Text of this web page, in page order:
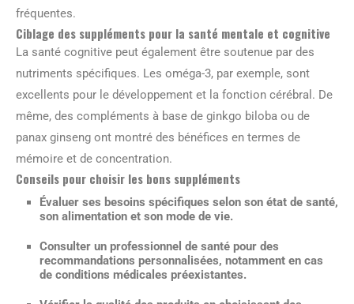
fréquentes.
Ciblage des suppléments pour la santé mentale et cognitive
La santé cognitive peut également être soutenue par des
nutriments spécifiques. Les oméga-3, par exemple, sont
excellents pour le développement et la fonction cérébral. De
même, des compléments à base de ginkgo biloba ou de
panax ginseng ont montré des bénéfices en termes de
mémoire et de concentration.
Conseils pour choisir les bons suppléments
Évaluer ses besoins spécifiques selon son état de santé,
son alimentation et son mode de vie.
Consulter un professionnel de santé pour des
recommandations personnalisées, notamment en cas
de conditions médicales préexistantes.